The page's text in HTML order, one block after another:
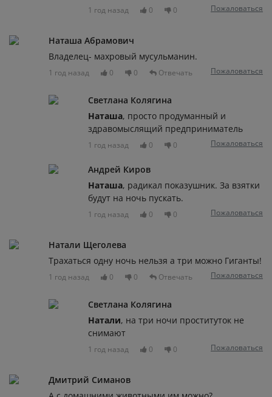
1 год назад 0 0 Пожаловаться
Наташа Абрамович
Владелец- махровый мусульманин.
1 год назад 0 0 Отвечать Пожаловаться
Светлана Колягина
Наташа, просто продуманный и
здравомыслящий предприниматель
1 год назад 0 0 Пожаловаться
Андрей Киров
Наташа, радикал показушник. За взятки
будут на ночь пускать.
1 год назад 0 0 Пожаловаться
Натали Щеголева
Трахаться одну ночь нельзя а три можно Гиганты!
1 год назад 0 0 Отвечать Пожаловаться
Светлана Колягина
Натали, на три ночи проституток не
снимают
1 год назад 0 0 Пожаловаться
Дмитрий Симанов